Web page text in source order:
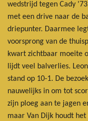
wedstrijd tegen Cady
met een drive naar de
driepunter. Daarmee
voorsprong van de
kwart zichtbaar moeite
lijdt veel balverlies.
stand op 10-1. De
nauwelijks in om tot
zijn ploeg aan te jagen
maar Van Dijk houdt